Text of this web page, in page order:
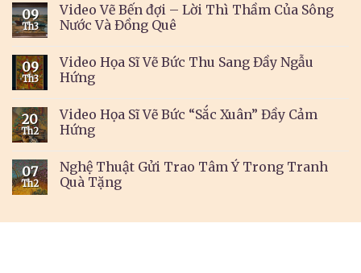
09
Th3
Video Vẽ Bến đợi – Lời Thì Thầm Của Sông
Nước Và Đồng Quê
09
Th3
Video Họa Sĩ Vẽ Bức Thu Sang Đầy Ngẫu
Hứng
20
Th2
Video Họa Sĩ Vẽ Bức “Sắc Xuân” Đầy Cảm
Hứng
07
Th2
Nghệ Thuật Gửi Trao Tâm Ý Trong Tranh
Quà Tặng